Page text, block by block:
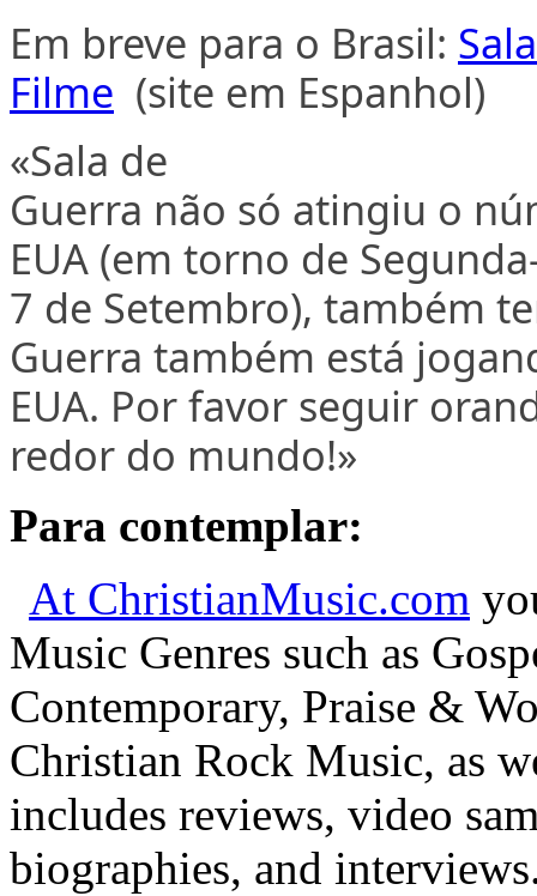
Em breve para o Brasil:
Filme (site em Espanhol)
«Sala de
Guerra não só atingiu o
EUA (em torno de S
7 de Setembro), também
Guerra também está
EUA. Por favor seguir
redor do mundo!»
Para contemplar:
At ChristianMusic.com
Music Genres such as
Contemporary, Praise &
Christian Rock Music, as
includes reviews, video
biographies, and